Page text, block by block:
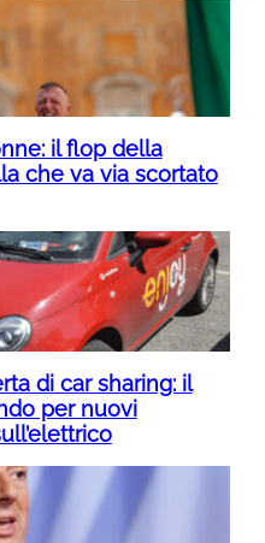
il flop della
che va via scortato
di car sharing: il
per nuovi